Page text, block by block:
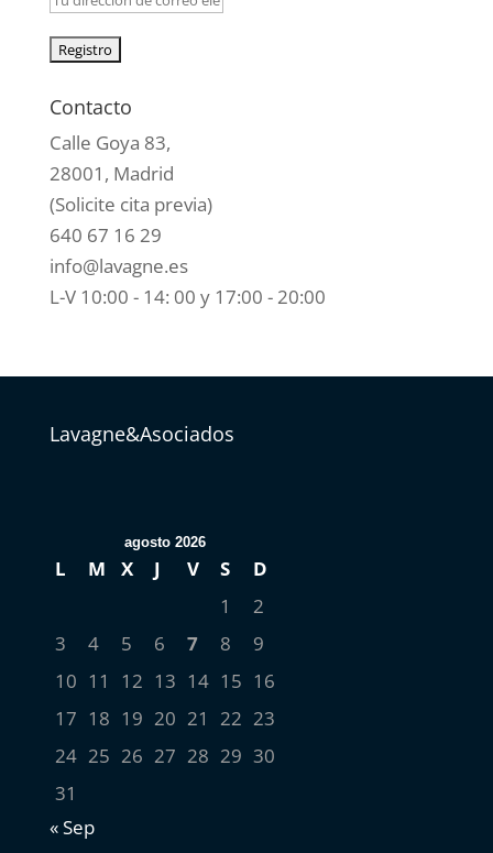
Contacto
Calle Goya 83,
28001, Madrid
(Solicite cita previa)
640 67 16 29
info@lavagne.es
L-V 10:00 - 14: 00 y 17:00 - 20:00
Lavagne&Asociados
agosto 2026
L M X J V S
D
1
2
3
4 5 6 7 8
9
10 11 12 13 14 15 16
17 18 19 20 21 22 23
24 25 26 27 28 29 30
31
« Sep